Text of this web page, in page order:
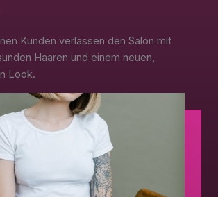
Kunden verlassen den Salon mit
Haaren und einem neuen,
Look.